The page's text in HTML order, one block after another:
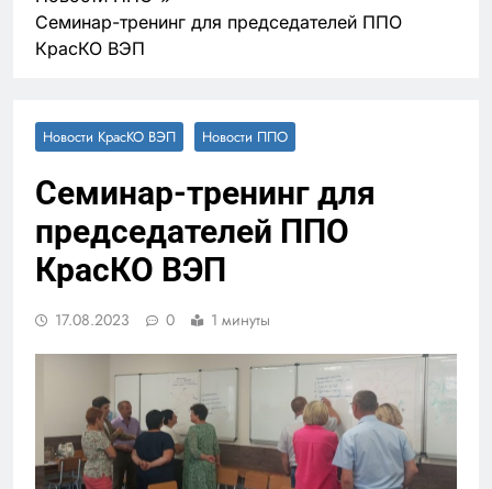
Семинар-тренинг для председателей ППО
КрасКО ВЭП
Новости КрасКО ВЭП Новости ППО
Семинар-тренинг для
председателей ППО
КрасКО ВЭП
17.08.2023 0 1 минуты